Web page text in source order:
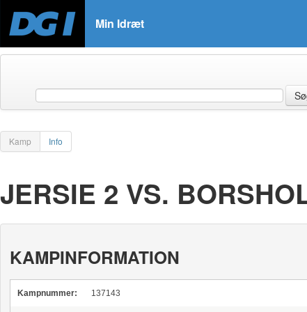
Min Idræt
Kamp Info
JERSIE 2 VS.
KAMPINFORMATION
Kampnummer: 137143